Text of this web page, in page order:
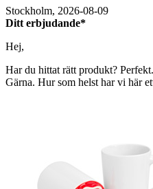
Stockholm, 2026-08-09
Ditt erbjudande*
Hej,
Har du hittat rätt produkt?
Gärna. Hur som helst har vi här